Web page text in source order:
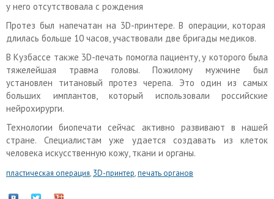
у него отсутствовала с рождения
Протез был напечатан на 3D-принтере. В операции, которая
длилась больше 10 часов, участвовали две бригады медиков.
В Кузбассе также 3D-печать помогла пациенту, у которого была
тяжелейшая травма головы. Пожилому мужчине был
установлен титановый протез черепа. Это один из самых
больших имплантов, который использовали российские
нейрохирурги.
Технологии биопечати сейчас активно развивают в нашей
стране. Специалистам уже удается создавать из клеток
человека искусственную кожу, ткани и органы.
пластическая операция, 3D-принтер,печать органов